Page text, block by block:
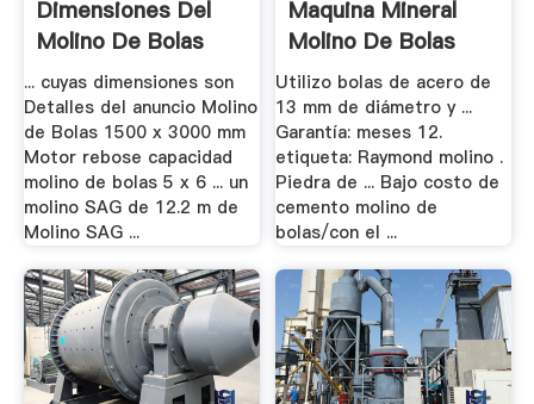
Dimensiones Del
Molino De Bolas
... cuyas dimensiones son
Detalles del anuncio Molino
de Bolas 1500 x 3000 mm
Motor rebose capacidad
molino de bolas 5 x 6 ... un
molino SAG de 12.2 m de
Molino SAG ...
Maquina Mineral
Molino De Bolas
Utilizo bolas de acero de
13 mm de diámetro y ...
Garantía: meses 12.
etiqueta: Raymond molino .
Piedra de ... Bajo costo de
cemento molino de
bolas/con el ...